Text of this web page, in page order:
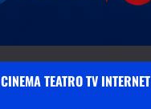
CINEMA TEATRO TV INTERNET